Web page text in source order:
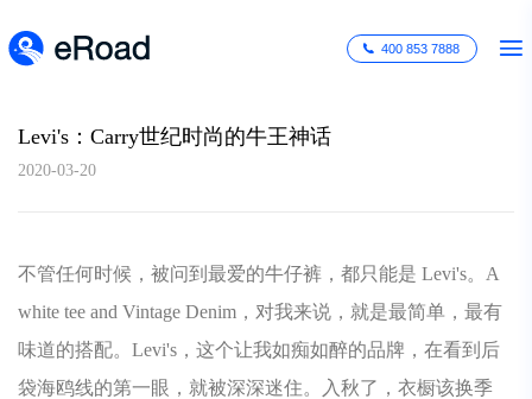
400 853 7888
Levi's：Carry世纪时尚的牛王神话
2020-03-20
不管任何时候，被问到最爱的牛仔裤，都只能是 Levi's。A
white tee and Vintage Denim，对我来说，就是最简单，最有
味道的搭配。Levi's，这个让我如痴如醉的品牌，在看到后
袋海鸥线的第一眼，就被深深迷住。入秋了，衣橱该换季